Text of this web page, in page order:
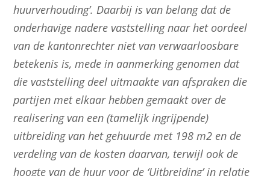
huurverhouding’. Daarbij is van belang dat de
onderhavige nadere vaststelling naar het oordeel
van de kantonrechter niet van verwaarloosbare
betekenis is, mede in aanmerking genomen dat
die vaststelling deel uitmaakte van afspraken die
partijen met elkaar hebben gemaakt over de
realisering van een (tamelijk ingrijpende)
uitbreiding van het gehuurde met 198 m2 en de
verdeling van de kosten daarvan, terwijl ook de
hoogte van de huur voor de ‘Uitbreiding’ in relatie